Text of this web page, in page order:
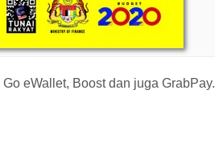
eWallet, Boost dan juga GrabPay.